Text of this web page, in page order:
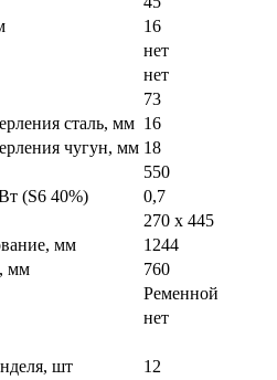
16
нет
нет
73
сталь, мм 16
чугун, мм 18
550
(S6 40%)
0,7
270 x 445
мм
1244
мм
760
Ременной
нет
шт
12